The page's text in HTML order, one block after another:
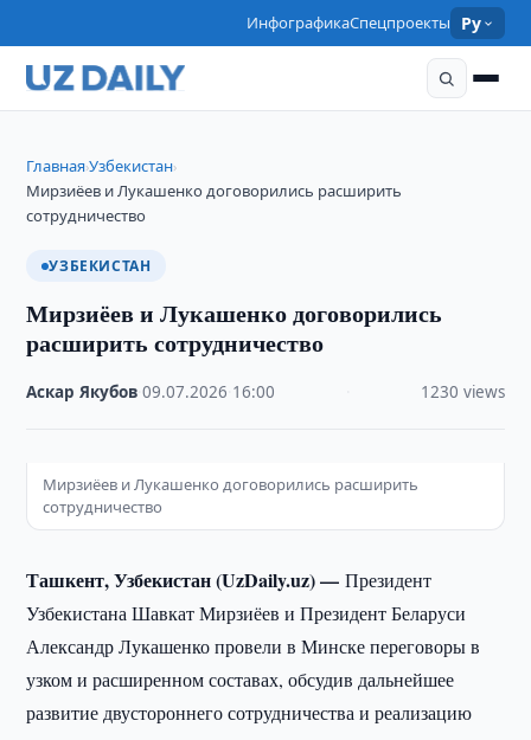
ИнфографикаСпецпроекты Ру
Главная›Узбекистан›
Мирзиёев и Лукашенко договорились расширить
сотрудничество
УЗБЕКИСТАН
Мирзиёев и Лукашенко договорились
расширить сотрудничество
Аскар Якубов ·09.07.2026 16:00 1230 views
Мирзиёев и Лукашенко договорились расширить
сотрудничество
Ташкент, Узбекистан (UzDaily.uz) —Президент
Узбекистана Шавкат Мирзиёев и Президент Беларуси
Александр Лукашенко провели в Минске переговоры в
узком и расширенном составах, обсудив дальнейшее
развитие двустороннего сотрудничества и реализацию